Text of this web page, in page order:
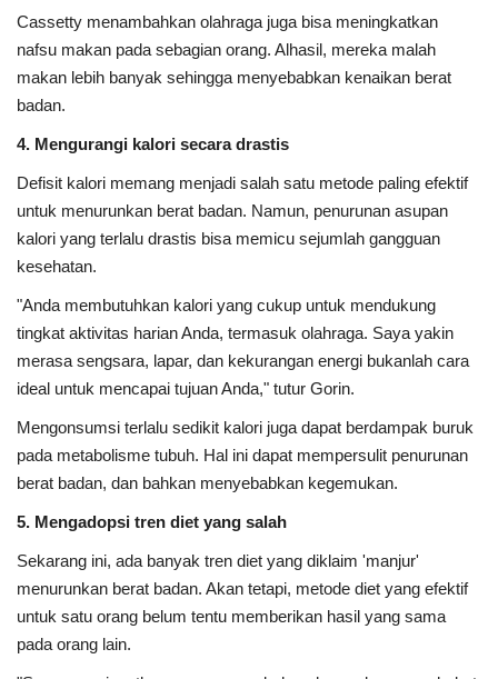
Cassetty menambahkan olahraga juga bisa meningkatkan
nafsu makan pada sebagian orang. Alhasil, mereka malah
makan lebih banyak sehingga menyebabkan kenaikan berat
badan.
4. Mengurangi kalori secara drastis
Defisit kalori memang menjadi salah satu metode paling efektif
untuk menurunkan berat badan. Namun, penurunan asupan
kalori yang terlalu drastis bisa memicu sejumlah gangguan
kesehatan.
"Anda membutuhkan kalori yang cukup untuk mendukung
tingkat aktivitas harian Anda, termasuk olahraga. Saya yakin
merasa sengsara, lapar, dan kekurangan energi bukanlah cara
ideal untuk mencapai tujuan Anda," tutur Gorin.
Mengonsumsi terlalu sedikit kalori juga dapat berdampak buruk
pada metabolisme tubuh. Hal ini dapat mempersulit penurunan
berat badan, dan bahkan menyebabkan kegemukan.
5. Mengadopsi tren diet yang salah
Sekarang ini, ada banyak tren diet yang diklaim 'manjur'
menurunkan berat badan. Akan tetapi, metode diet yang efektif
untuk satu orang belum tentu memberikan hasil yang sama
pada orang lain.